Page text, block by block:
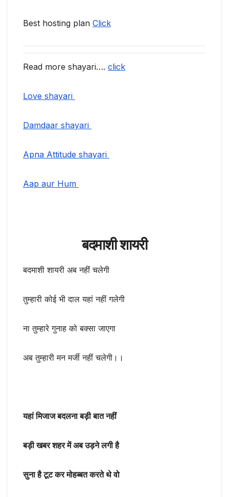
Best hosting plan Click
Read more shayari…. click
Love shayari
Damdaar shayari
Apna Attitude shayari
Aap aur Hum
बदमाशी शायरी
बदमाशी शायरी अब नहीं चलेगी
तुम्हारी कोई भी दाल यहां नहीं गलेगी
ना तुम्हारे गुनाह को बक्सा जाएगा
अब तुम्हारी मन मर्जी नहीं चलेगी।।
यहां मिजाज बदलना बड़ी बात नहीं
बड़ी खबर शहर में अब उड़ने लगी है
सुना है टूट कर मोहब्बत करते थे वो